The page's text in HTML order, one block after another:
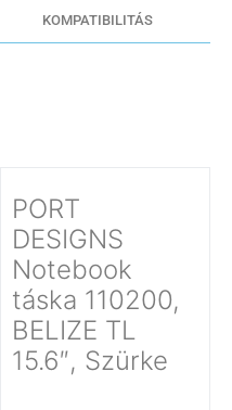
KOMPATIBILITÁS
PORT
DESIGNS
Notebook
táska 110200,
BELIZE TL
15.6″, Szürke